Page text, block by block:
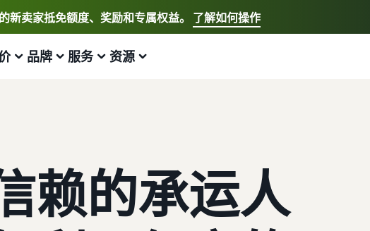
新卖家抵免额度、奖励和专属权益。 了解如何操作
选择您的首选语言
品牌
息
述以提高销量
服务
配送
资源
售商品的电子商务提示和见解
赖的承运人